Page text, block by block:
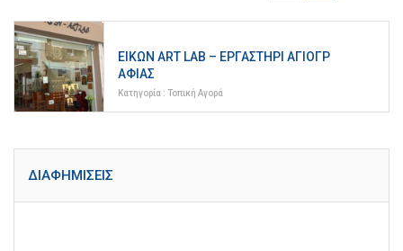
ΕΙΚΏΝ ART LAB – ΕΡΓΑΣΤΉΡΙ ΑΓΙΟΓΡ
ΑΦΊΑΣ
Κατηγορία : Τοπική Αγορά
ΔΙΑΦΗΜΊΣΕΙΣ